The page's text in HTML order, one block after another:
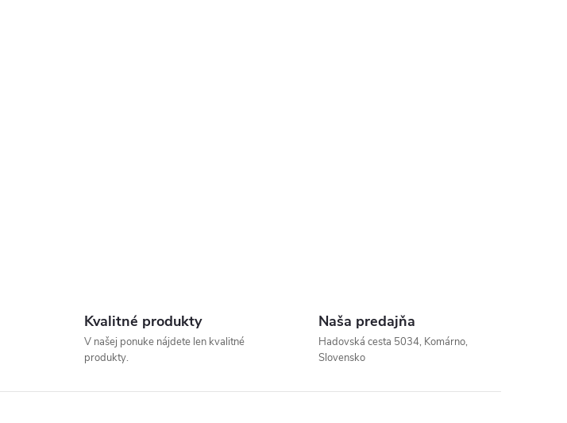
Kvalitné produkty
V našej ponuke nájdete len kvalitné
produkty.
Naša predajňa
Hadovská cesta 5034, Komárno,
Slovensko